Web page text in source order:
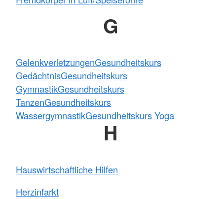
G
GelenkverletzungenGesundheitskurs
GedächtnisGesundheitskurs
GymnastikGesundheitskurs
TanzenGesundheitskurs
WassergymnastikGesundheitskurs Yoga
H
Hauswirtschaftliche Hilfen
Herzinfarkt